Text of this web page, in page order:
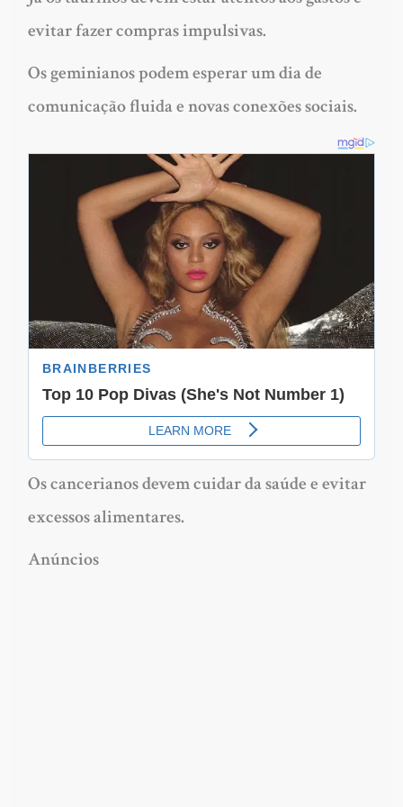
evitar fazer compras impulsivas.
Os geminianos podem esperar um dia de
comunicação fluida e novas conexões sociais.
Os cancerianos devem cuidar da saúde e evitar
excessos alimentares.
Anúncios